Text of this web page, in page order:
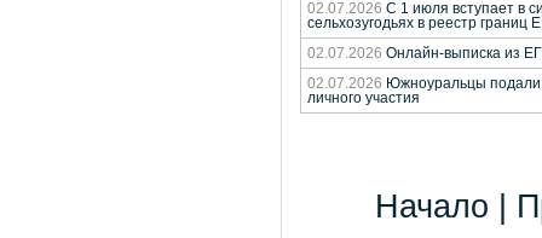
02.07.2026 С 1 июля вступает в
сельхозугодьях в реестр границ
02.07.2026 Онлайн-выписка из
02.07.2026 Южноуральцы подали
личного участия
Начало |